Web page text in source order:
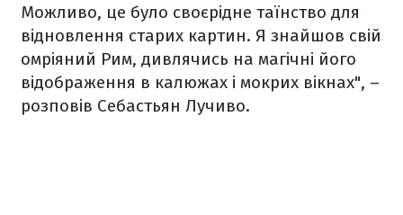
Можливо, це було своєрідне таїнство для
відновлення старих картин. Я знайшов свій
омріяний Рим, дивлячись на магічні його
відображення в калюжах і мокрих вікнах", –
розповів Себастьян Лучиво.